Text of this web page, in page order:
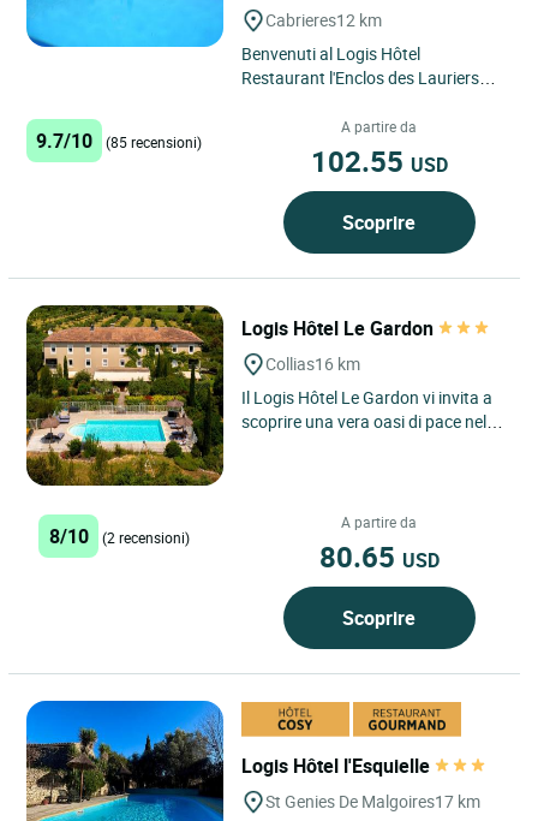
Cabrieres12 km
Benvenuti al Logis Hôtel
Restaurant l'Enclos des Lauriers
scoperta si incontrano nel...
9.7/10 (85 recensioni)
A partire da
102.55 USD
Scoprire
Logis Hôtel Le Gardon
Collias16 km
Il Logis Hôtel Le Gardon vi invita a
scoprire una vera oasi di pace nel
8/10 (2 recensioni)
A partire da
80.65 USD
Scoprire
Logis Hôtel l'Esquielle
St Genies De Malgoires17 km